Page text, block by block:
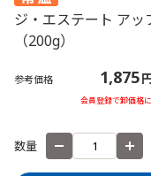
ジ・エステート アッ
（200g）
参考価格 1,875
会員登録で卸価格
数量